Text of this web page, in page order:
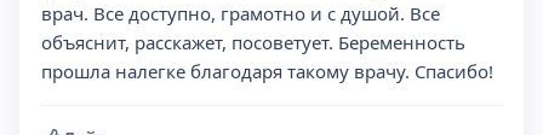
врач. Все доступно, грамотно и с душой. Все
объяснит, расскажет, посоветует. Беременность
прошла налегке благодаря такому врачу. Спасибо!